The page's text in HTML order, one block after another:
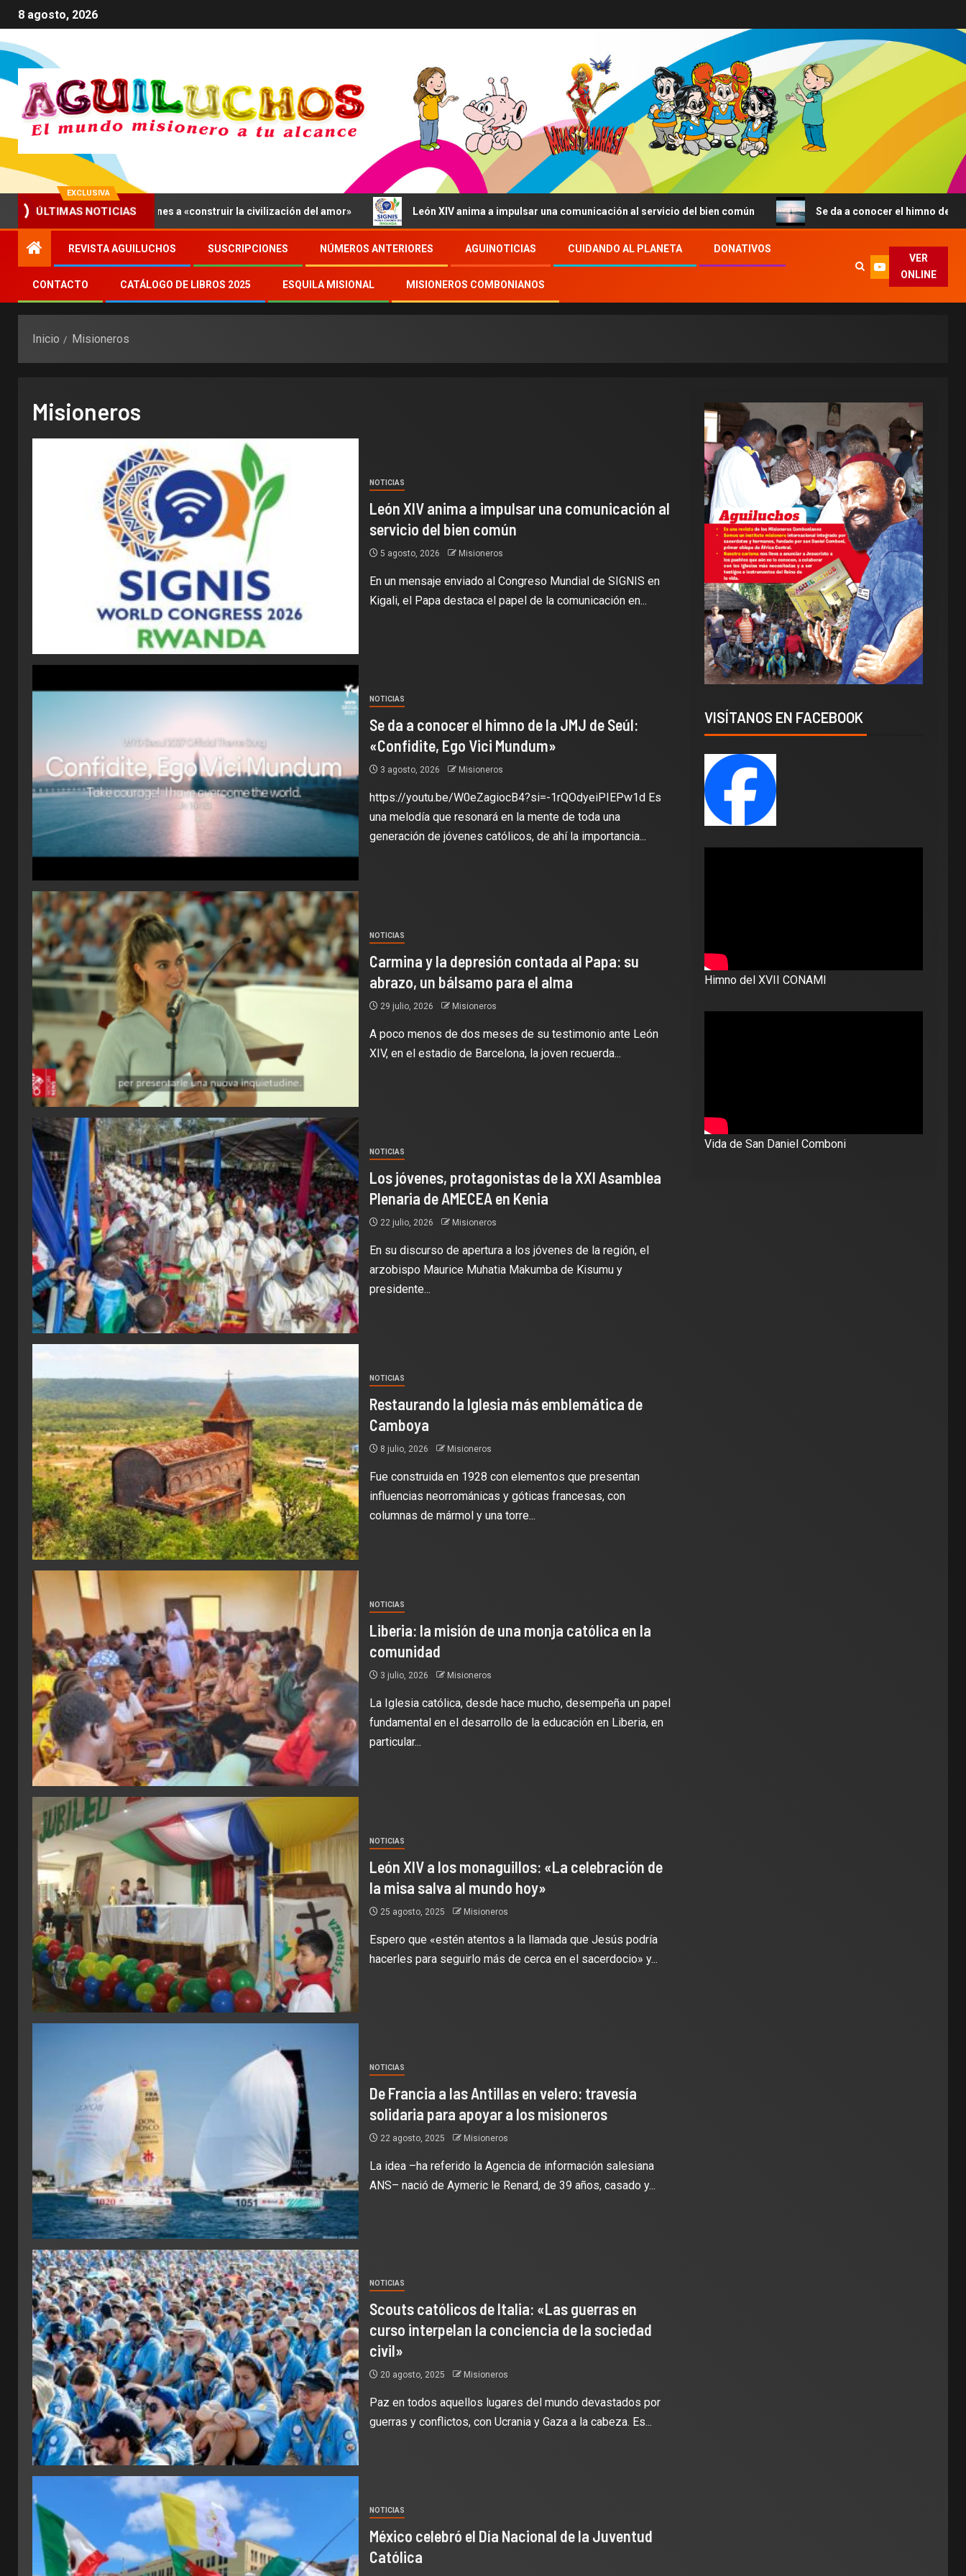
8 agosto, 2026
EXCLUSIVA
ÚLTIMAS NOTICIAS
invita a los jóvenes a «construir la civilización del amor» León XIV anima a impulsar una comunicación al servicio del bien común Se da a conocer el himno de la JMJ de Seúl:
REVISTA AGUILUCHOS SUSCRIPCIONES NÚMEROS ANTERIORES AGUINOTICIAS CUIDANDO AL PLANETA DONATIVOS
CONTACTO CATÁLOGO DE LIBROS 2025 ESQUILA MISIONAL MISIONEROS COMBONIANOS
VER
ONLINE
Inicio Misioneros
Misioneros
NOTICIAS
León XIV anima a impulsar una comunicación al
servicio del bien común
5 agosto, 2026 Misioneros
En un mensaje enviado al Congreso Mundial de SIGNIS en
Kigali, el Papa destaca el papel de la comunicación en...
NOTICIAS
Se da a conocer el himno de la JMJ de Seúl:
«Confidite, Ego Vici Mundum»
3 agosto, 2026 Misioneros
https://youtu.be/W0eZagiocB4?si=-1rQOdyeiPIEPw1d Es
una melodía que resonará en la mente de toda una
generación de jóvenes católicos, de ahí la importancia...
NOTICIAS
Carmina y la depresión contada al Papa: su
abrazo, un bálsamo para el alma
29 julio, 2026 Misioneros
A poco menos de dos meses de su testimonio ante León
XIV, en el estadio de Barcelona, la joven recuerda...
NOTICIAS
Los jóvenes, protagonistas de la XXI Asamblea
Plenaria de AMECEA en Kenia
22 julio, 2026 Misioneros
En su discurso de apertura a los jóvenes de la región, el
arzobispo Maurice Muhatia Makumba de Kisumu y
presidente...
NOTICIAS
Restaurando la Iglesia más emblemática de
Camboya
8 julio, 2026 Misioneros
Fue construida en 1928 con elementos que presentan
influencias neorrománicas y góticas francesas, con
columnas de mármol y una torre...
NOTICIAS
Liberia: la misión de una monja católica en la
comunidad
3 julio, 2026 Misioneros
La Iglesia católica, desde hace mucho, desempeña un papel
fundamental en el desarrollo de la educación en Liberia, en
particular...
NOTICIAS
León XIV a los monaguillos: «La celebración de
la misa salva al mundo hoy»
25 agosto, 2025 Misioneros
Espero que «estén atentos a la llamada que Jesús podría
hacerles para seguirlo más de cerca en el sacerdocio» y...
NOTICIAS
De Francia a las Antillas en velero: travesía
solidaria para apoyar a los misioneros
22 agosto, 2025 Misioneros
La idea –ha referido la Agencia de información salesiana
ANS– nació de Aymeric le Renard, de 39 años, casado y...
NOTICIAS
Scouts católicos de Italia: «Las guerras en
curso interpelan la conciencia de la sociedad
civil»
20 agosto, 2025 Misioneros
Paz en todos aquellos lugares del mundo devastados por
guerras y conflictos, con Ucrania y Gaza a la cabeza. Es...
NOTICIAS
México celebró el Día Nacional de la Juventud
Católica
VISÍTANOS EN FACEBOOK
Himno del XVII CONAMI
Vida de San Daniel Comboni